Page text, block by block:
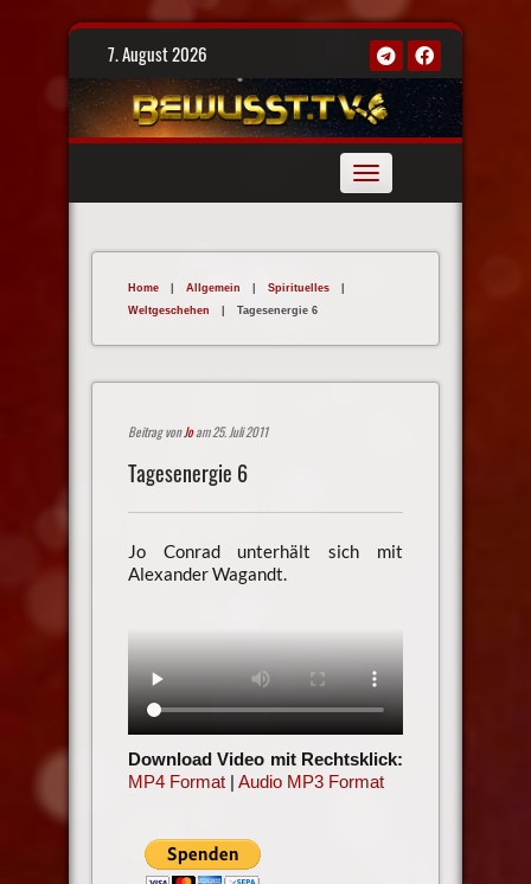
Skip
7. August 2026
Toggle
navigation
Home | Allgemein | Spirituelles
|
Weltgeschehen
| Tagesenergie 6
Beitrag vonJoam 25. Juli 2011
Tagesenergie 6
Jo Conrad unterhält sich mit
Alexander Wagandt.
Download Video mit Rechtsklick:
MP4 Format| Audio MP3 Format